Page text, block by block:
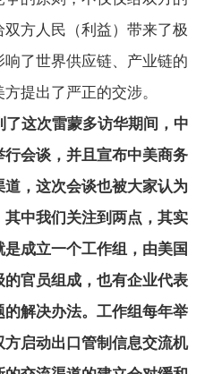
方人民（利益）带来了极
了世界供应链、产业链的
提出了严正的交涉。
了这次雷蒙多访华期间，中
会谈，并且宣布中美商务
，这次会谈也被大家认为
中我们关注到两点，其实
成立一个工作组，由美国
官员组成，也有企业代表
解决办法。工作组每年举
启动出口管制信息交流机